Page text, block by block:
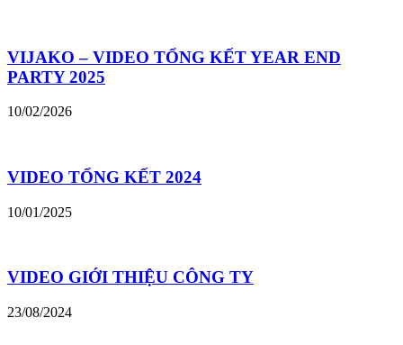
VIJAKO – VIDEO TỔNG KẾT YEAR END
PARTY 2025
10/02/2026
VIDEO TỔNG KẾT 2024
10/01/2025
VIDEO GIỚI THIỆU CÔNG TY
23/08/2024